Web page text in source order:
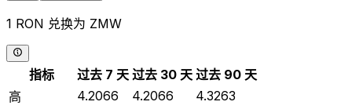
1 RON 兑换为 ZMW
指标 过去 7 天 过去 30 天 过去 90 天
高
4.2066 4.2066
4.3263